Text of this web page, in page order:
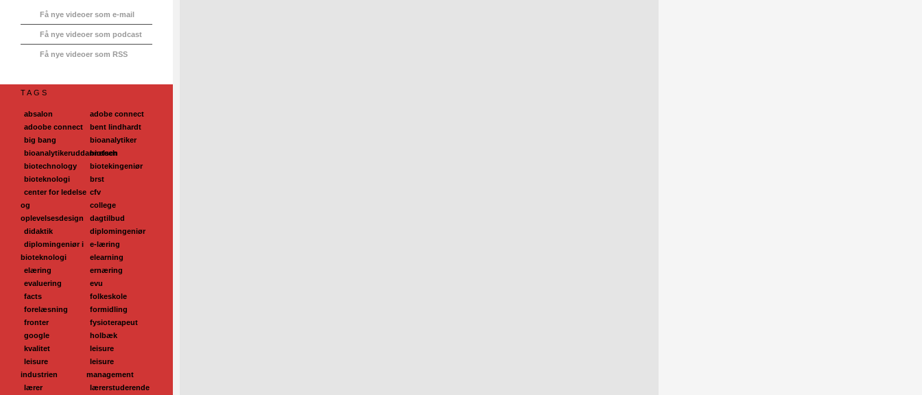
Få nye videoer som e-mail
Få nye videoer som podcast
Få nye videoer som RSS
TAGS
absalon
adobe connect
adoobe connect
bent lindhardt
big bang
bioanalytiker
bioanalytikeruddannelsen
biotech
biotechnology
biotekingeniør
bioteknologi
brst
center for ledelse
og
oplevelsesdesign
cfv
college
dagtilbud
didaktik
diplomingeniør
diplomingeniør i
bioteknologi
e-læring
elearning
elæring
ernæring
evaluering
evu
facts
folkeskole
forelæsning
formidling
fronter
fysioterapeut
google
holbæk
kvalitet
leisure
leisure
industrien
leisure
management
lærer
lærerstuderende